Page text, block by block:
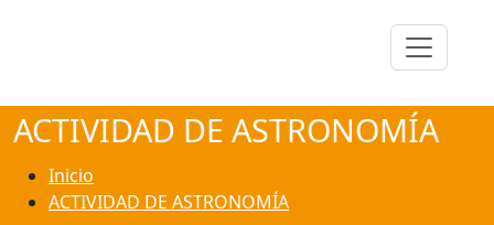
ACTIVIDAD DE ASTRONOMÍA
Inicio
ACTIVIDAD DE ASTRONOMÍA